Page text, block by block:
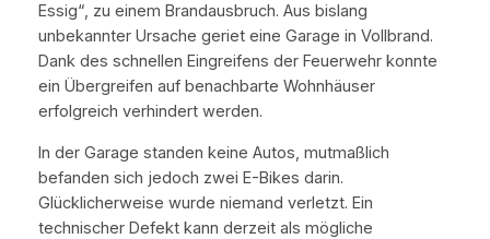
Essig“, zu einem Brandausbruch. Aus bislang
unbekannter Ursache geriet eine Garage in Vollbrand.
Dank des schnellen Eingreifens der Feuerwehr konnte
ein Übergreifen auf benachbarte Wohnhäuser
erfolgreich verhindert werden.
In der Garage standen keine Autos, mutmaßlich
befanden sich jedoch zwei E-Bikes darin.
Glücklicherweise wurde niemand verletzt. Ein
technischer Defekt kann derzeit als mögliche